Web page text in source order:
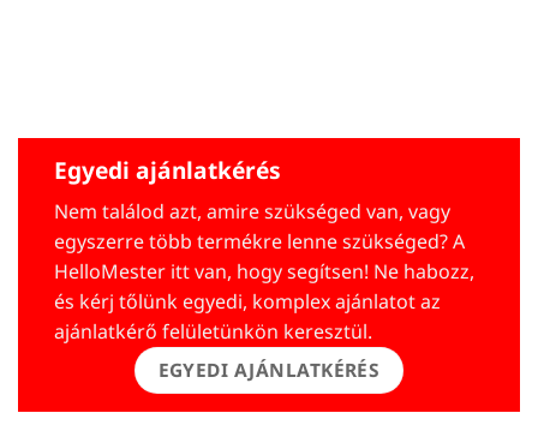
Egyedi ajánlatkérés
Nem találod azt, amire szükséged van, vagy
egyszerre több termékre lenne szükséged? A
HelloMester itt van, hogy segítsen! Ne habozz,
és kérj tőlünk egyedi, komplex ajánlatot az
ajánlatkérő felületünkön keresztül.
EGYEDI AJÁNLATKÉRÉS